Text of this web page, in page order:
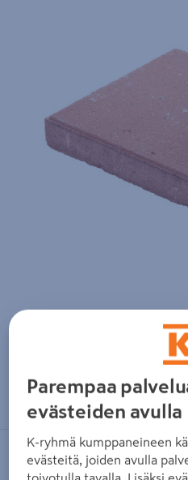
Zoomaa kuvaa
LAKKA
Parempaa
evästeiden avulla
K-ryhmä kumppaneineen
evästeitä, joiden avulla
toivotulla tavalla. Lisäksi